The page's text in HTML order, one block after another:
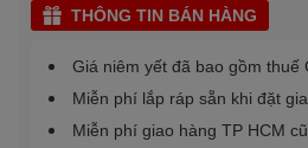
THÔNG TIN BÁN HÀNG
Giá niêm yết đã bao gồm thuế
Miễn phí lắp ráp sẵn khi đặt
Miễn phí giao hàng TP HCM